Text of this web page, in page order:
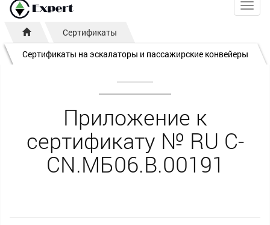
Сертификаты
Сертификаты на эскалаторы и пассажирские конвейеры
Приложение к
сертификату № RU C-
CN.МБ06.B.00191